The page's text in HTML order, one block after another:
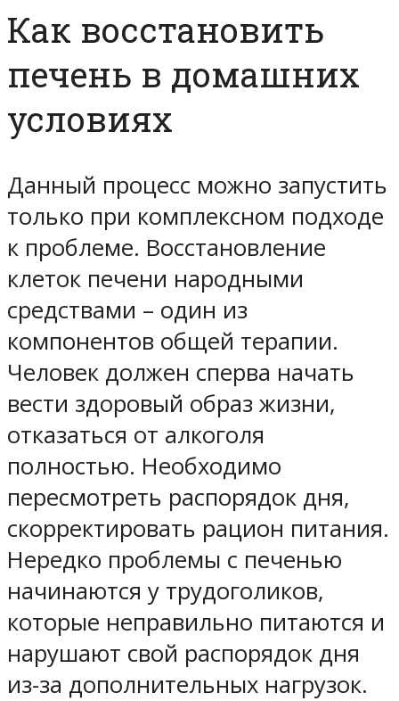
Как восстановить
печень в домашних
условиях
Данный процесс можно запустить
только при комплексном подходе
к проблеме. Восстановление
клеток печени народными
средствами – один из
компонентов общей терапии.
Человек должен сперва начать
вести здоровый образ жизни,
отказаться от алкоголя
полностью. Необходимо
пересмотреть распорядок дня,
скорректировать рацион питания.
Нередко проблемы с печенью
начинаются у трудоголиков,
которые неправильно питаются и
нарушают свой распорядок дня
из-за дополнительных нагрузок.